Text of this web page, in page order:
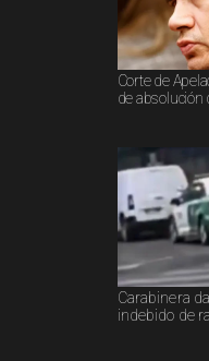
Corte de
de absolución
Carabinera
indebido de